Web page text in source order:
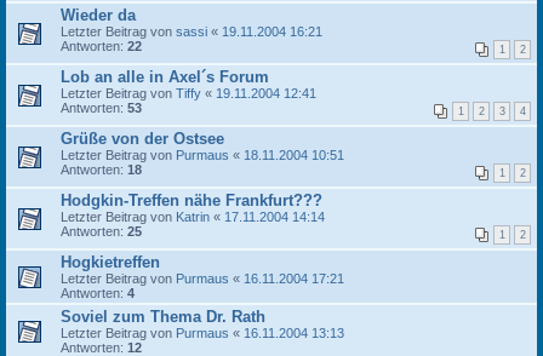
Wieder da
Letzter Beitrag von sassi « 19.11.2004 16:21
Antworten: 22 1 2
Lob an alle in Axel´s Forum
Letzter Beitrag von Tiffy « 19.11.2004 12:41
Antworten: 53 1 2 3 4
Grüße von der Ostsee
Letzter Beitrag von Purmaus « 18.11.2004 10:51
Antworten: 18 1 2
Hodgkin-Treffen nähe Frankfurt???
Letzter Beitrag von Katrin « 17.11.2004 14:14
Antworten: 25 1 2
Hogkietreffen
Letzter Beitrag von Purmaus « 16.11.2004 17:21
Antworten: 4
Soviel zum Thema Dr. Rath
Letzter Beitrag von Purmaus « 16.11.2004 13:13
Antworten: 12